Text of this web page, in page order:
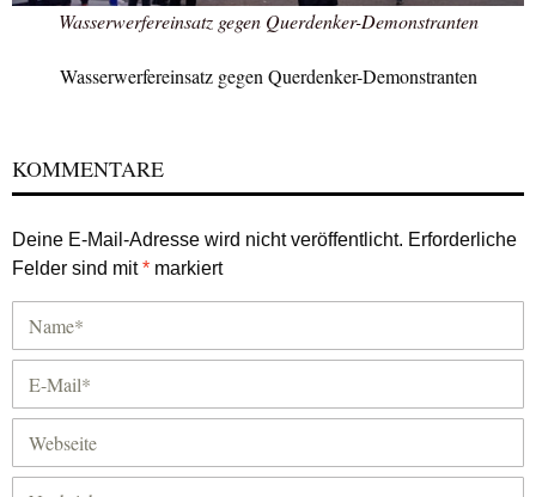
Wasserwerfereinsatz gegen Querdenker-Demonstranten
Wasserwerfereinsatz gegen Querdenker-Demonstranten
KOMMENTARE
Deine E-Mail-Adresse wird nicht veröffentlicht. Erforderliche
Felder sind mit* markiert